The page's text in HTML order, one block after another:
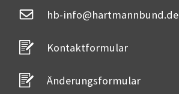
hb-info@hartmannbund.de
Kontaktformular
Änderungsformular